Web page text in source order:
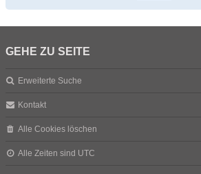
GEHE ZU SEITE
Erweiterte Suche
Kontakt
Alle Cookies löschen
Alle Zeiten sind UTC